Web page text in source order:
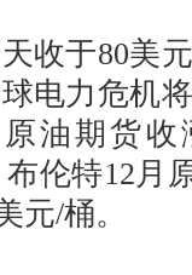
于80美元
电力危机
油期货收
伦特12月
元/桶。